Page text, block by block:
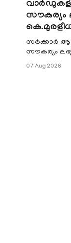
സൗകര്യം
സർക്കാർ
സൗകര്യം
പരിധിയുടെ
വരുമാനം
07 Aug 2026